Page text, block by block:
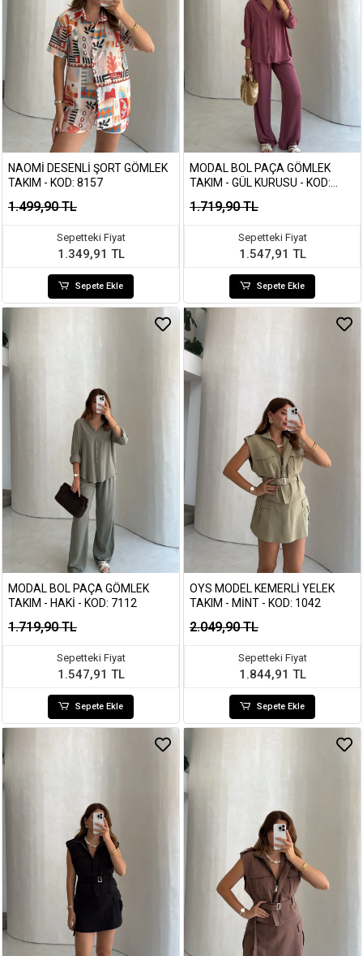
NAOMI DESENLI ŞORT GÖMLEK
TAKIM - KOD: 8157
1.499,90 TL
Sepetteki Fiyat
1.349,91 TL
Sepete Ekle
MODAL BOL PAÇA GÖMLEK
TAKIM - GÜL KURUSU - KOD:
1.719,90 TL
Sepetteki Fiyat
1.547,91 TL
Sepete Ekle
MODAL BOL PAÇA GÖMLEK
TAKIM - HAKI - KOD: 7112
1.719,90 TL
Sepetteki Fiyat
1.547,91 TL
Sepete Ekle
OYS MODEL KEMERLI YELEK
TAKIM - MINT - KOD: 1042
2.049,90 TL
Sepetteki Fiyat
1.844,91 TL
Sepete Ekle